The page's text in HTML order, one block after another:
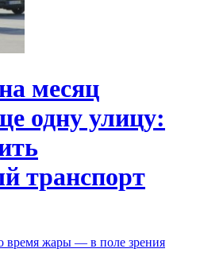
месяц
одну улицу:
транспорт
время жары — в поле зрения